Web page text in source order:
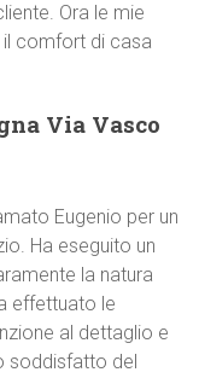
Ora le mie
comfort di casa
Via Vasco
Eugenio per un
Ha eseguito un
la natura
effettuato le
al dettaglio e
soddisfatto del